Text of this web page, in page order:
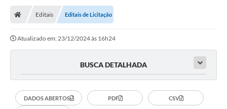
A Nossa Cidade
Transparência
Plano Diretor 2025
PSS 2025
Editais Editais de Licitação
Atualizado em: 23/12/2024 às 16h24
BUSCA DETALHADA
DADOS ABERTOS PDF CSV